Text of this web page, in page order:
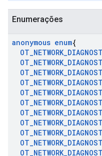
Enumerações
anonymous enum{
OT_NETWORK_
OT_NETWORK_
OT_NETWORK_
OT_NETWORK_
OT_NETWORK_
OT_NETWORK_
OT_NETWORK_
OT_NETWORK_
OT_NETWORK_
OT_NETWORK_
OT_NETWORK_